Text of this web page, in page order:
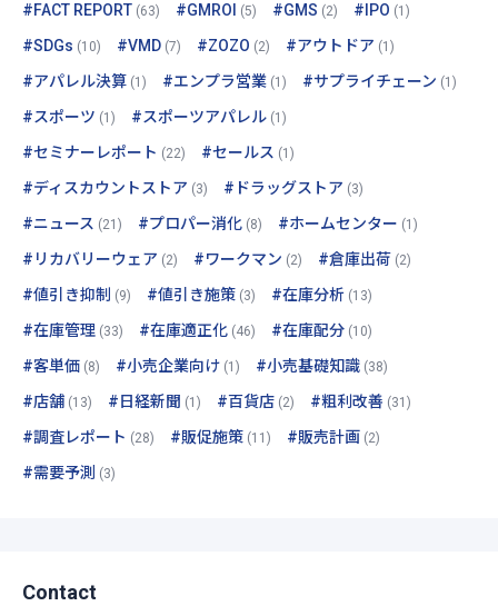
#FACT REPORT (63) #GMROI (5) #GMS (2) #IPO (1)
#SDGs (10) #VMD (7) #ZOZO (2) #アウトドア (1)
#アパレル決算 (1) #エンプラ営業 (1) #サプライチェーン (1)
#スポーツ (1) #スポーツアパレル (1)
#セミナーレポート (22) #セールス (1)
#ディスカウントストア (3) #ドラッグストア (3)
#ニュース (21) #プロパー消化 (8) #ホームセンター (1)
#リカバリーウェア (2) #ワークマン (2) #倉庫出荷 (2)
#値引き抑制 (9) #値引き施策 (3) #在庫分析 (13)
#在庫管理 (33) #在庫適正化 (46) #在庫配分 (10)
#客単価 (8) #小売企業向け (1) #小売基礎知識 (38)
#店舗 (13) #日経新聞 (1) #百貨店 (2) #粗利改善 (31)
#調査レポート (28) #販促施策 (11) #販売計画 (2)
#需要予測 (3)
Contact